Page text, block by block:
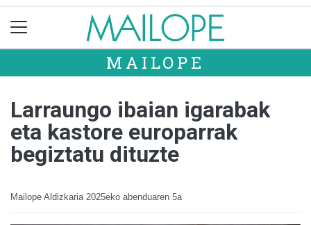
MAILOPE
Larraungo ibaian igarabak
eta kastore europarrak
begiztatu dituzte
Mailope Aldizkaria 2025eko abenduaren 5a